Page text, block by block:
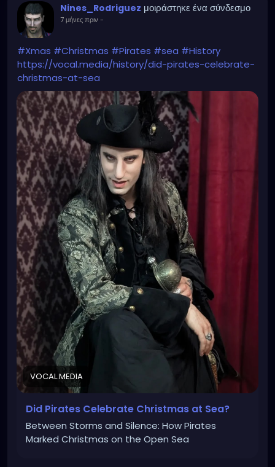
Nines_Rodriguez μοιράστηκε ένα σύνδεσμο
7 μήνες πριν -
#Xmas #Christmas #Pirates #sea #History
https://vocal.media/history/did-pirates-celebrate-
christmas-at-sea
VOCAL.MEDIA
Did Pirates Celebrate Christmas at Sea?
Between Storms and Silence: How Pirates
Marked Christmas on the Open Sea